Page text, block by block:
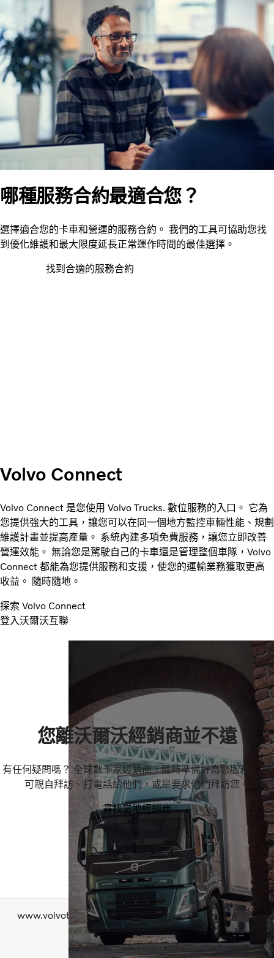
哪種服務合約最適合您？
選擇適合您的卡車和營運的服務合約。 我們的工具可協助您找
到優化維護和最大限度延長正常運作時間的最佳選擇。
找到合適的服務合約
Volvo Connect
Volvo Connect 是您使用 Volvo Trucks. 數位服務的入口。 它為
您提供強大的工具，讓您可以在同一個地方監控車輛性能、規劃
維護計畫並提高產量。 系統內建多項免費服務，讓您立即改善
營運效能。 無論您是駕駛自己的卡車還是管理整個車隊，Volvo
Connect 都能為您提供服務和支援，使您的運輸業務獲取更高
收益。 隨時隨地。
探索 Volvo Connect
登入沃爾沃互聯
您離沃爾沃經銷商並不遠
有任何疑問嗎？ 全球數千家經銷商，隨時準備好為您服務。 您
可親自拜訪、打電話給他們，或是要求他們拜訪您。
尋找當地經銷商
Copyright AB Volvo 2026
www.volvotrucks.com 隱私權政策 關於 Cookie